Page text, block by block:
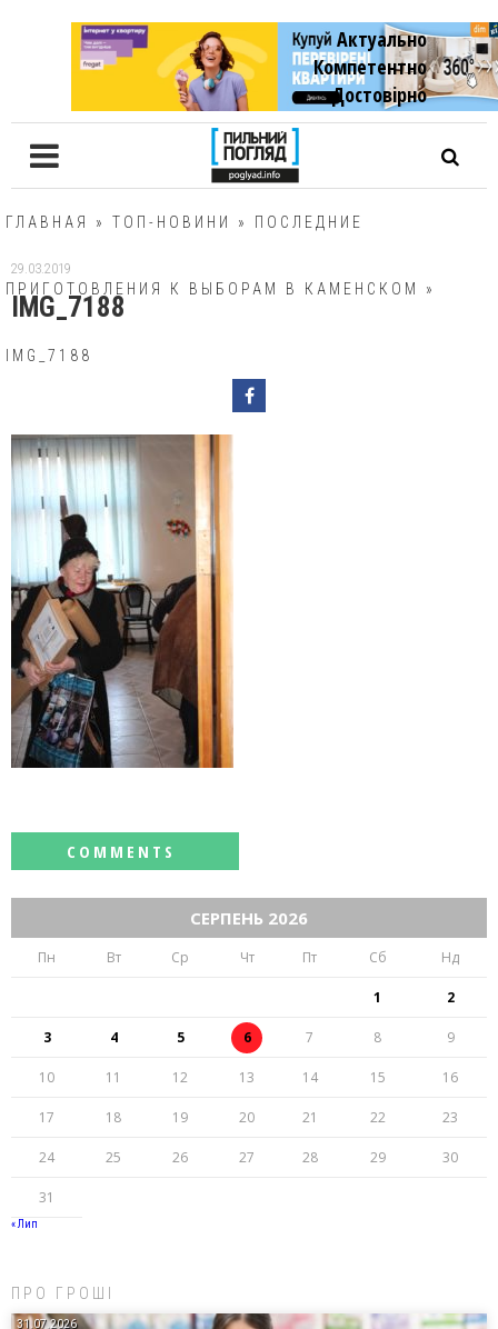
Актуально
Компетентно
Достовiрно
ГЛАВНАЯ » ТОП-НОВИНИ » ПОСЛЕДНИЕ
ПРИГОТОВЛЕНИЯ К ВЫБОРАМ В КАМЕНСКОМ »
IMG_7188
29.03.2019
IMG_7188
СЕРПЕНЬ 2026
Пн Вт Ср Чт Пт Сб Нд
1 2
3 4 5 6 7 8 9
10 11 12 13 14 15 16
17 18 19 20 21 22 23
24 25 26 27 28 29 30
31
« Лип
ПРО ГРОШІ
31.07.2026